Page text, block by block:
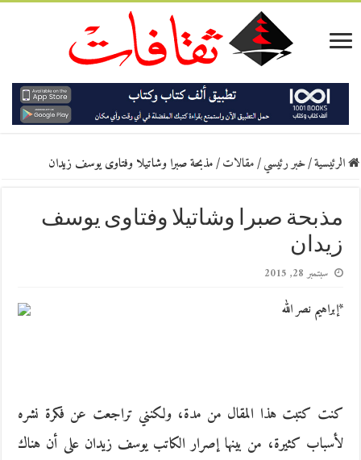
الرئيسية/خبر رئيسي/مقالات/مذبحة صبرا وشاتيلا وفتاوى يوسف زيدان
مذبحة صبرا وشاتيلا وفتاوى يوسف
زيدان
سبتمبر 28, 2015
*إبراهيم نصر الله
كنت كتبت هذا المقال من مدة، ولكنني تراجعت عن فكرة نشره
لأسباب كثيرة، من بينها إصرار الكاتب يوسف زيدان على أن هناك